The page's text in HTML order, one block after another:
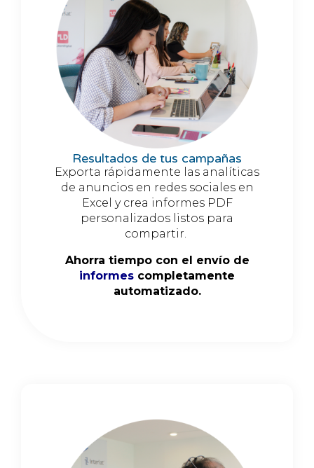
Resultados de tus campañas
Exporta rápidamente las analíticas
de anuncios en redes sociales en
Excel y crea informes PDF
personalizados listos para
compartir.
Ahorra tiempo con el envío de
informes completamente
automatizado.